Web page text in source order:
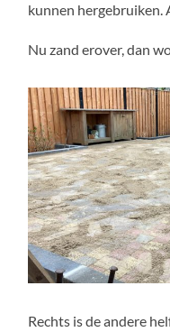
kunnen hergebruiken.
Nu zand erover, dan
Rechts is de andere